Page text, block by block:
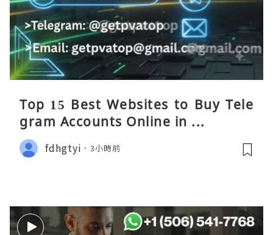
Top 15 Best Websites to Buy Tele
gram Accounts Online in ...
fdhgtyi 3小時前